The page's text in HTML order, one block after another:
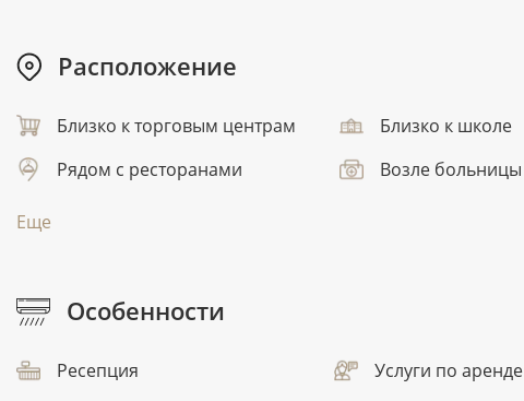
Расположение
Близко к торговым центрам Близко к школе
Рядом с ресторанами
Возле больницы
Еще
Особенности
Ресепция Услуги по аренде